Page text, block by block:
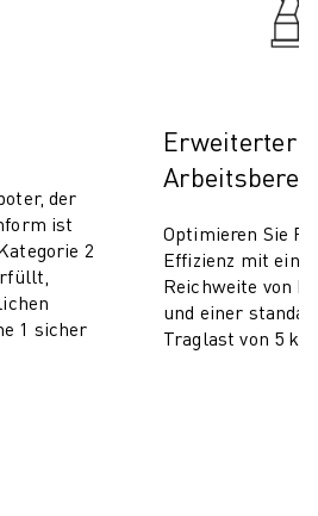
der
ist
2
1 sicher
Erweiterter
Optimieren Sie
Effizienz mit
Reichweite von
und einer
Traglast von 5 kg.